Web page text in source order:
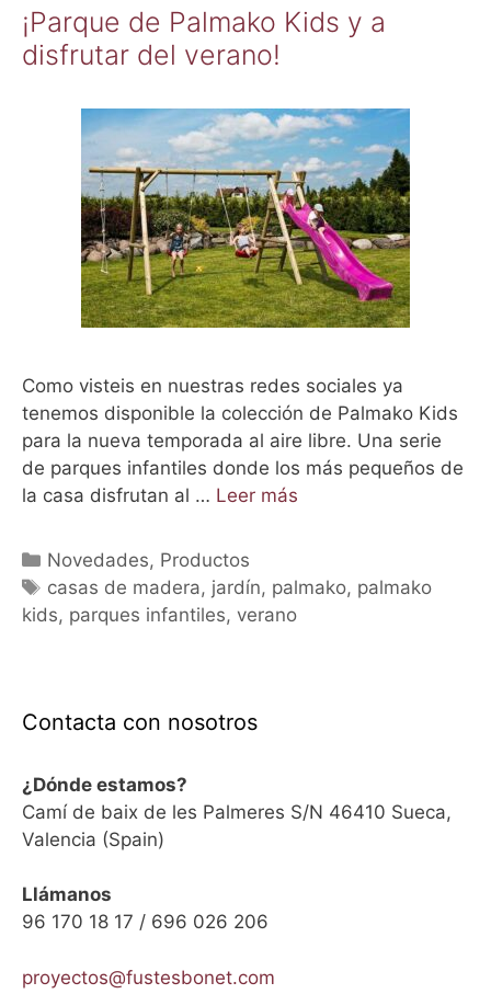
í
a
t
a
¡Parque de Palmako Kids y a
disfrutar del verano!
Como visteis en nuestras redes sociales ya
tenemos disponible la colección de Palmako Kids
para la nueva temporada al aire libre. Una serie
de parques infantiles donde los más pequeños de
la casa disfrutan al … Leer más
C
a
t
r
a
s
Novedades, Productos
E
t
e
a
s
casas de madera, jardín, palmako, palmako
kids, parques infantiles, verano
Contacta con nosotros
¿Dónde estamos?
Camí de baix de les Palmeres S/N 46410 Sueca,
Valencia (Spain)
Llámanos
96 170 18 17 / 696 026 206
proyectos@fustesbonet.com